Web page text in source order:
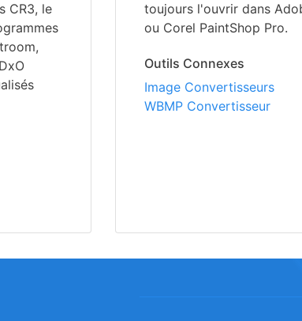
CR3, le
toujours l'ouvrir dans
ou Corel PaintShop Pro.
Outils Connexes
Image Convertisseurs
WBMP Convertisseur